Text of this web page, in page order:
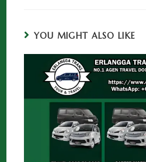
YOU MIGHT ALSO LIKE